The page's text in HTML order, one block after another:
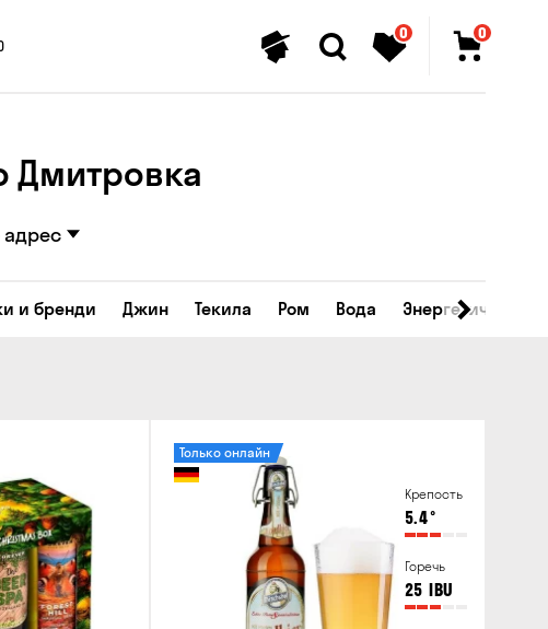
0 0
Дмитровка
и бренди Джин Текила Ром Вода Энергетические
Крепость
5.4°
Горечь
25 IBU
Только онлайн